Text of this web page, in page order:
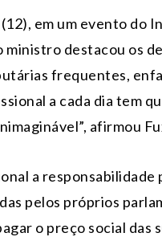
em um evento do
ministro destacou os
frequentes,
a cada dia tem
afirmou
a
pelos próprios
o preço social das